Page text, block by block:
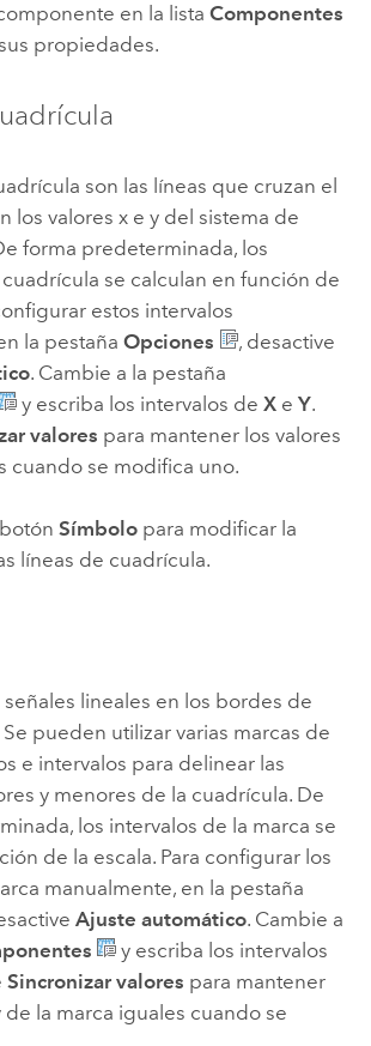
en la lista Componentes
propiedades.
son las líneas que cruzan el
los valores x e y del sistema de
forma predeterminada, los
se calculan en función de
estos intervalos
la pestaña Opciones
, desactive
. Cambie a la pestaña
y escriba los intervalos de Xe Y.
valores para mantener los valores
cuando se modifica uno.
Símbolopara modificar la
líneas de cuadrícula.
señales lineales en los bordes de
pueden utilizar varias marcas de
e intervalos para delinear las
y menores de la cuadrícula. De
los intervalos de la marca se
de la escala. Para configurar los
manualmente, en la pestaña
Ajuste automático. Cambie a
y escriba los intervalos
Sincronizar valores para mantener
de la marca iguales cuando se